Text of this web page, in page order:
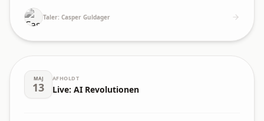
Taler: Casper Guldager
MAJ
13
AFHOLDT
Live: AI Revolutionen